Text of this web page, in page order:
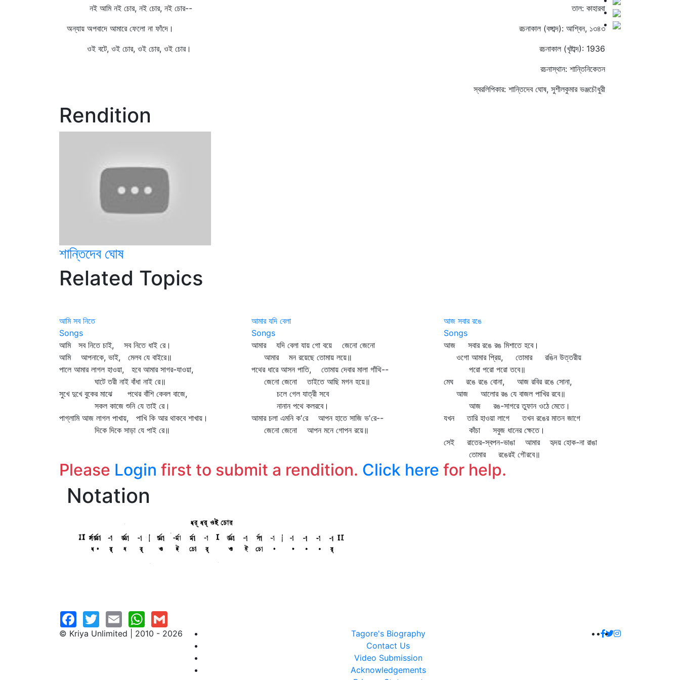
নই আমি নই চোর, নই চোর, নই চোর--
অন্যায় অপবাদে আমারে ফেলো না ফাঁদে।
ওই বটে, ওই চোর, ওই চোর, ওই চোর।
তাল: কাহারবা
রচনাকাল (বঙ্গাব্দ): আশ্বিন, ১৩৪৩
রচনাকাল (খৃষ্টাব্দ): 1936
রচনাস্থান: শান্তিনিকেতন
স্বরলিপিকার: শান্তিদেব ঘোষ, সুশীলকুমার ভঞ্জচৌধুরী
Rendition
শান্তিদেব ঘোষ
Related Topics
আমি সব নিতে
Songs
আমি সব নিতে চাই, সব নিতে ধাই রে।
আমি আপনাকে, ভাই, মেলব যে বাইরে॥
পালে আমার লাগল হাওয়া, হবে আমার সাগর-যাওয়া,
ঘাটে তরী নাই বাঁধা নাই রে॥
সুখে দুখে বুকের মাঝে পথের বাঁশি কেবল বাজে,
সকল কাজে শুনি যে তাই রে।
পাগ্‌লামি আজ লাগল পাখায়, পাখি কি আর থাকবে শাখায়।
দিকে দিকে সাড়া যে পাই রে॥
আমার যদি বেলা
Songs
আমার যদি বেলা যায় গো বয়ে জেনো জেনো
আমার মন রয়েছে তোমায় লয়ে॥
পথের ধারে আসন পাতি, তোমায় দেবার মালা গাঁথি--
জেনো জেনো তাইতে আছি মগন হয়ে॥
চলে গেল যাত্রী সবে
নানান পথে কলরবে।
আমার চলা এমনি ক'রে আপন হাতে সাজি ভ'রে--
জেনো জেনো আপন মনে গোপন রয়ে॥
আজ সবার রঙে
Songs
আজ সবার রঙে রঙ মিশাতে হবে।
ওগো আমার প্রিয়, তোমার রঙিন উত্তরীয়
পরো পরো পরো তবে॥
মেঘ রঙে রঙে বোনা, আজ রবির রঙে সোনা,
আজ আলোর রঙ যে বাজল পাখির রবে॥
আজ রঙ-সাগরে তুফান ওঠে মেতে।
যখন তারি হাওয়া লাগে তখন রঙের মাতন জাগে
কাঁচা সবুজ ধানের ক্ষেতে।
সেই রাতের-স্বপন-ভাঙা আমার হৃদয় হোক-না রাঙা
তোমার রঙেরই গৌরবে॥
Please Login first to submit a rendition. Click here for help.
Notation
© Kriya Unlimited | 2010 - 2026
Tagore's Biography
Contact Us
Video Submission
Acknowledgements